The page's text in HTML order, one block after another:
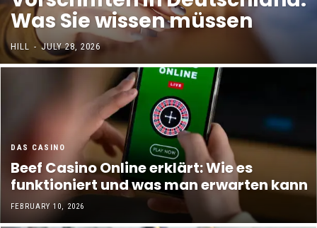
Was Sie wissen müssen
HILL - JULY 28, 2026
DAS CASINO
Beef Casino Online erklärt: Wie es
funktioniert und was man erwarten kann
FEBRUARY 10, 2026